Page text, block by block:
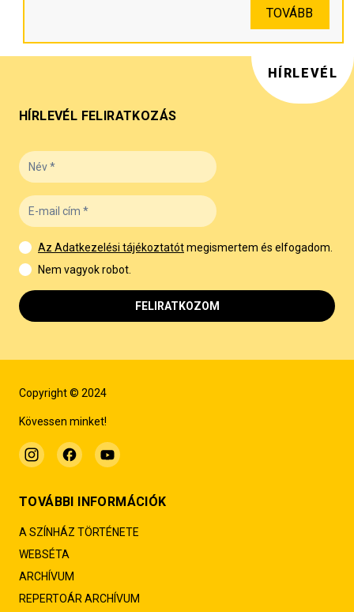
TOVÁBB
Copyright © 2024
Kövessen minket!
TOVÁBBI INFORMÁCIÓK
A SZÍNHÁZ TÖRTÉNETE
WEBSÉTA
ARCHÍVUM
REPERTOÁR ARCHÍVUM
HÍRLEVÉL
HÍRLEVÉL FELIRATKOZÁS
Az Adatkezelési tájékoztatótmegismertem és elfogadom.
Nem vagyok robot.
FELIRATKOZOM